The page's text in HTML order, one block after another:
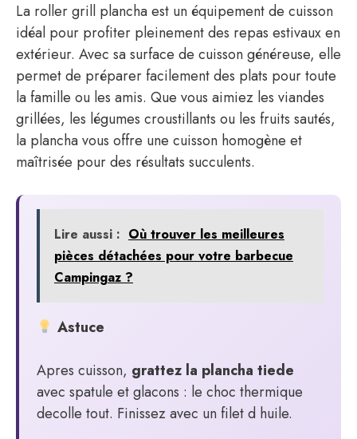
La roller grill plancha est un équipement de cuisson
idéal pour profiter pleinement des repas estivaux en
extérieur. Avec sa surface de cuisson généreuse, elle
permet de préparer facilement des plats pour toute
la famille ou les amis. Que vous aimiez les viandes
grillées, les légumes croustillants ou les fruits sautés,
la plancha vous offre une cuisson homogène et
maîtrisée pour des résultats succulents.
Lire aussi : Où trouver les meilleures
pièces détachées pour votre barbecue
Campingaz ?
Astuce
Apres cuisson, grattez la plancha tiede
avec spatule et glacons : le choc thermique
decolle tout. Finissez avec un filet d huile.